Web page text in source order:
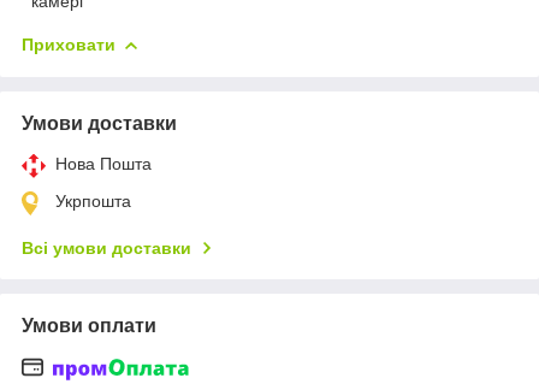
Приховати
Умови доставки
Нова Пошта
Укрпошта
Всі умови доставки
Умови оплати